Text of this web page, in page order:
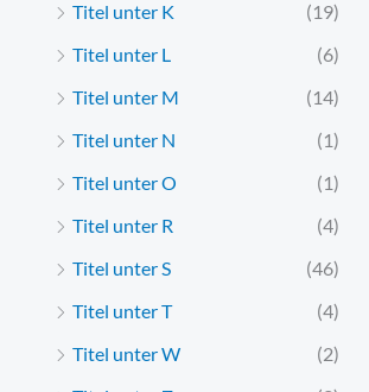
Titel unter K
(19)
Titel unter L
(6)
Titel unter M
(14)
Titel unter N
(1)
Titel unter O
(1)
Titel unter R
(4)
Titel unter S
(46)
Titel unter T
(4)
Titel unter W
(2)